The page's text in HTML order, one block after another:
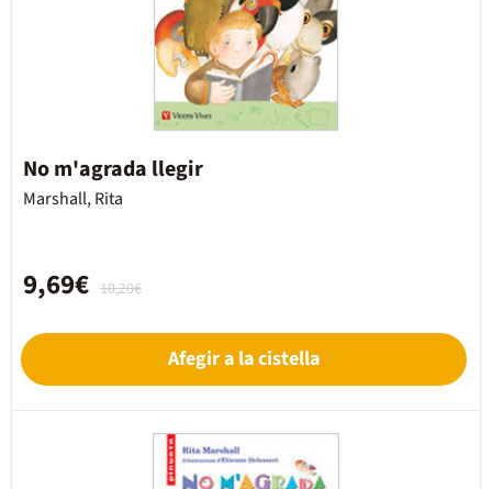
No m'agrada llegir
Marshall, Rita
10,20€
9,69€
Afegir a la cistella